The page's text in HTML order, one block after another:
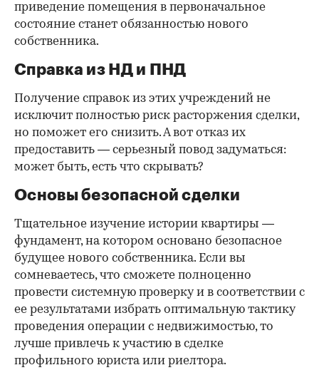
приведение помещения в первоначальное
состояние станет обязанностью нового
собственника.
Справка из НД и ПНД
Получение справок из этих учреждений не
исключит полностью риск расторжения сделки,
но поможет его снизить. А вот отказ их
предоставить — серьезный повод задуматься:
может быть, есть что скрывать?
Основы безопасной сделки
Тщательное изучение истории квартиры —
фундамент, на котором основано безопасное
будущее нового собственника. Если вы
сомневаетесь, что сможете полноценно
провести системную проверку и в соответствии с
ее результатами избрать оптимальную тактику
проведения операции с недвижимостью, то
лучше привлечь к участию в сделке
профильного юриста или риелтора.